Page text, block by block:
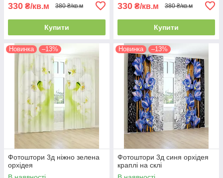
330 ₴/кв.м 380 ₴/кв.м
Купити
330 ₴/кв.м 380 ₴/кв.м
Купити
Новинка –13%
Фотоштори 3д ніжно зелена
орхідея
Новинка –13%
Фотоштори 3д синя орхідея
краплі на склі